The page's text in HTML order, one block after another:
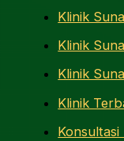
Klinik
Klinik
Klinik
Klinik